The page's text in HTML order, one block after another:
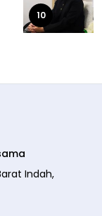
10
Indah,